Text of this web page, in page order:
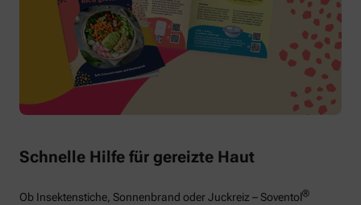
Schnelle Hilfe für gereizte Haut
Ob Insektenstiche, Sonnenbrand oder Juckreiz – Soventol®